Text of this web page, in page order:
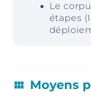
Le
étapes
view_module Moyens